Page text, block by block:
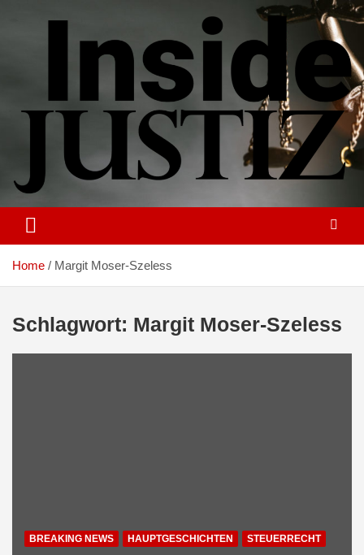
INSIDE-JUSTIZ
Home Margit Moser-Szeless
Schlagwort: Margit Moser-Szeless
BREAKING NEWS HAUPTGESCHICHTEN STEUERRECHT